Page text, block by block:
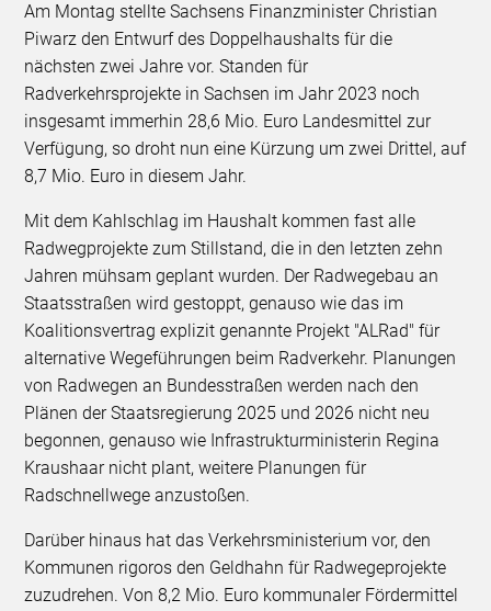
Am Montag stellte Sachsens Finanzminister Christian
Piwarz den Entwurf des Doppelhaushalts für die
nächsten zwei Jahre vor. Standen für
Radverkehrsprojekte in Sachsen im Jahr 2023 noch
insgesamt immerhin 28,6 Mio. Euro Landesmittel zur
Verfügung, so droht nun eine Kürzung um zwei Drittel, auf
8,7 Mio. Euro in diesem Jahr.
Mit dem Kahlschlag im Haushalt kommen fast alle
Radwegprojekte zum Stillstand, die in den letzten zehn
Jahren mühsam geplant wurden. Der Radwegebau an
Staatsstraßen wird gestoppt, genauso wie das im
Koalitionsvertrag explizit genannte Projekt "ALRad" für
alternative Wegeführungen beim Radverkehr. Planungen
von Radwegen an Bundesstraßen werden nach den
Plänen der Staatsregierung 2025 und 2026 nicht neu
begonnen, genauso wie Infrastrukturministerin Regina
Kraushaar nicht plant, weitere Planungen für
Radschnellwege anzustoßen.
Darüber hinaus hat das Verkehrsministerium vor, den
Kommunen rigoros den Geldhahn für Radwegeprojekte
zuzudrehen. Von 8,2 Mio. Euro kommunaler Fördermittel